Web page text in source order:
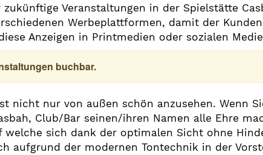
Veranstaltungen in der Spielstätte
Werbeplattformen, damit der
Anzeigen in Printmedien oder sozialen
buchbar.
nicht nur von außen schön anzusehen. Wenn
Club/Bar seinen/ihren Namen alle Ehre
welche sich dank der optimalen Sicht ohne
aufgrund der modernen Tontechnik in der